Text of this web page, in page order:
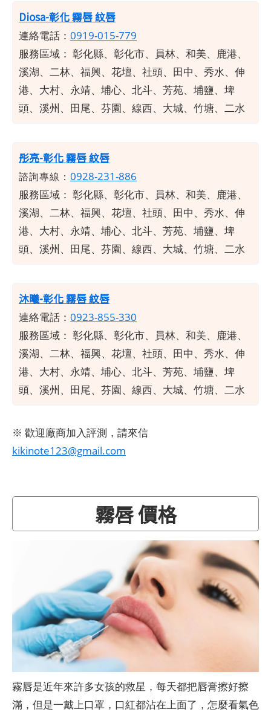
Diosa-彰化 霧唇 紋唇
連絡電話： 0919-015-779
服務區域： 彰化縣、彰化市、員林、和美、鹿港、
溪湖、二林、福興、花壇、社頭、田中、秀水、伸
港、大村、永靖、埔心、北斗、芳苑、埔鹽、埤
頭、溪州、田尾、芬園、線西、大城、竹塘、二水
彤亮-彰化 霧唇 紋唇
諮詢專線： 0928-231-886
服務區域： 彰化縣、彰化市、員林、和美、鹿港、
溪湖、二林、福興、花壇、社頭、田中、秀水、伸
港、大村、永靖、埔心、北斗、芳苑、埔鹽、埤
頭、溪州、田尾、芬園、線西、大城、竹塘、二水
沐曦-彰化 霧唇 紋唇
連絡電話： 0923-855-330
服務區域： 彰化縣、彰化市、員林、和美、鹿港、
溪湖、二林、福興、花壇、社頭、田中、秀水、伸
港、大村、永靖、埔心、北斗、芳苑、埔鹽、埤
頭、溪州、田尾、芬園、線西、大城、竹塘、二水
※ 歡迎廠商加入評測，請來信
kikinote123@gmail.com
霧唇 價格
霧唇是近年來許多女孩的救星，每天都把唇膏擦好擦
滿，但是一戴上口罩，口紅都沾在上面了，怎麼看氣色